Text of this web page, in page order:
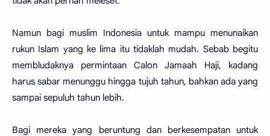
Namun bagi muslim Indonesia untuk mampu menunaikan
rukun Islam yang ke lima itu tidaklah mudah. Sebab begitu
membludaknya permintaan Calon Jamaah Haji, kadang
harus sabar menunggu hingga tujuh tahun, bahkan ada yang
sampai sepuluh tahun lebih.
Bagi mereka yang beruntung dan berkesempatan untuk